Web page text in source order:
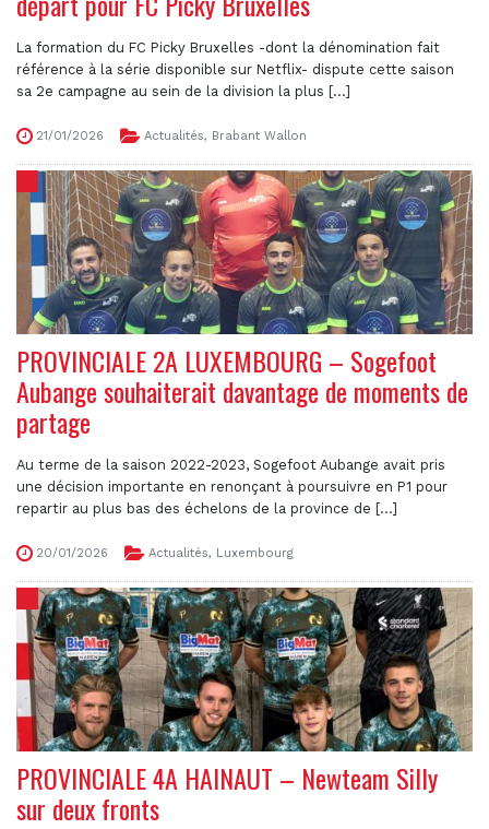
La formation du FC Picky Bruxelles -dont la dénomination fait
référence à la série disponible sur Netflix- dispute cette saison
sa 2e campagne au sein de la division la plus [...]
21/01/2026 Actualités, Brabant Wallon
PROVINCIALE 2A LUXEMBOURG – Sogefoot
Aubange souhaiterait davantage de moments de
partage
Au terme de la saison 2022-2023, Sogefoot Aubange avait pris
une décision importante en renonçant à poursuivre en P1 pour
repartir au plus bas des échelons de la province de [...]
20/01/2026 Actualités, Luxembourg
PROVINCIALE 4A HAINAUT – Newteam Silly
sur deux fronts